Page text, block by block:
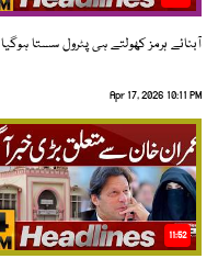
آبنائے ہرمز کھولتے ہی پٹرول سستا ہوگیا
Apr 17, 2026 10:11 PM
11:52